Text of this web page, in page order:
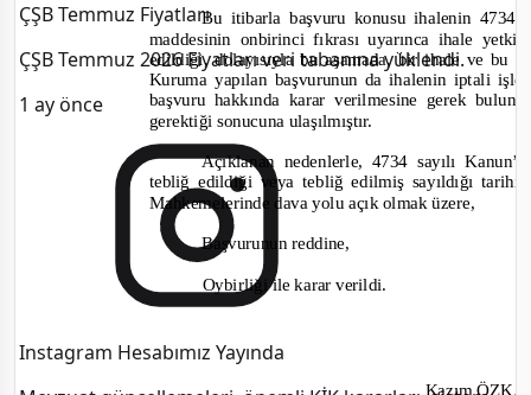
ÇŞB Temmuz Fiyatları
ÇŞB Temmuz 2026 Fiyatları veri tabanına yüklendi.
1 ay önce
Instagram Hesabımız Yayında
Bu itibarla başvuru konusu ihalenin 4734
maddesinin onbirinci fıkrası uyarınca ihale
edildiği, dolayısıyla bu aşamada, bir ihale ve bu
Kuruma yapılan başvurunun da ihalenin iptali
başvuru hakkında karar verilmesine gerek
gerektiği sonucuna ulaşılmıştır.
Açıklanan nedenlerle, 4734 sayılı
tebliğ edildiği veya tebliğ edilmiş sayıldığı
Mahkemelerinde dava yolu açık olmak üzere,
Başvurunun reddine,
Oybirliği ile karar verildi.
Kazım